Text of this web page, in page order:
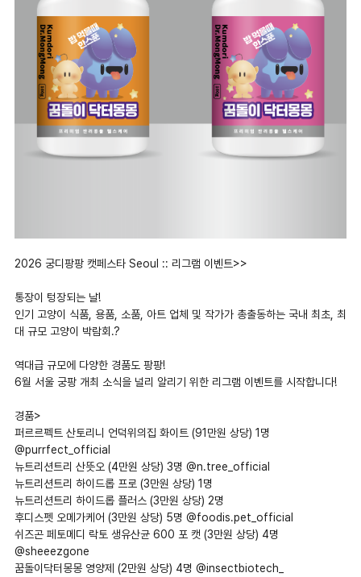
2026 궁디팡팡 캣페스타 Seoul :: 리그램 이벤트>>
통장이 텅장되는 날!
인기 고양이 식품, 용품, 소품, 아트 업체 및 작가가 총출동하는 국내 최초, 최
대 규모 고양이 박람회.?
역대급 규모에 다양한 경품도 팡팡!
6월 서울 궁팡 개최 소식을 널리 알리기 위한 리그램 이벤트를 시작합니다!
경품>
퍼르르펙트 산토리니 언덕위의집 화이트 (91만원 상당) 1명
@purrfect_official
뉴트리션트리 산뜻오 (4만원 상당) 3명 @n.tree_official
뉴트리션트리 하이드롭 프로 (3만원 상당) 1명
뉴트리션트리 하이드롭 플러스 (3만원 상당) 2명
후디스펫 오메가케어 (3만원 상당) 5명 @foodis.pet_official
쉬즈곤 페토메디 락토 생유산균 600 포 캣 (3만원 상당) 4명
@sheeezgone
꿈돌이닥터몽몽 영양제 (2만원 상당) 4명 @insectbiotech_